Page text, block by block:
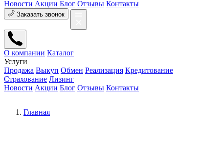
Новости Акции Блог Отзывы Контакты
Заказать звонок
О компании Каталог
Услуги
Продажа Выкуп Обмен Реализация Кредитование
Страхование Лизинг
Новости Акции Блог Отзывы Контакты
Главная